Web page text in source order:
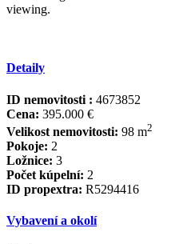
‌viewing.
Detaily
ID nemovitosti : 4673852
Cena: 395.000 €
Velikost nemovitosti: 98 m2
Pokoje: 2
Ložnice: 3
Počet kúpelní: 2
ID propextra: R5294416
Vybavení a okolí